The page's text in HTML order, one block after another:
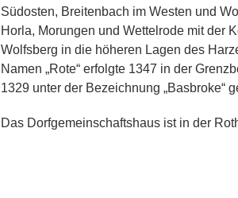
Südosten, Breitenbach im Westen und
Horla, Morungen und Wettelrode mit der
Wolfsberg in die höheren Lagen des
Namen „Rote“ erfolgte 1347 in der
1329 unter der Bezeichnung „Basbroke“
Das Dorfgemeinschaftshaus ist in der